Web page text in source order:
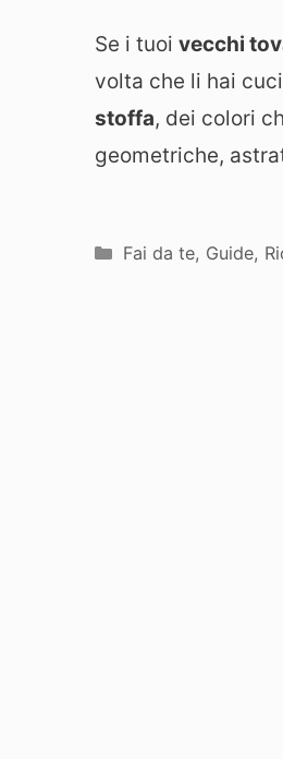
Se i tuoi vecchi
volta che li hai
stoffa, dei colori
geometriche,
Categorie
Fai da te, Guide,